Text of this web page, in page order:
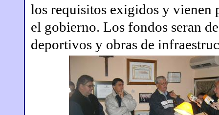
los requisitos exigidos y vienen
el gobierno. Los fondos seran
deportivos y obras de